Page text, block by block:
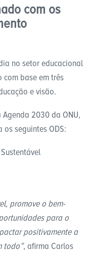
com os
no setor educacional
base em três
e visão.
2030 da ONU,
seguintes ODS:
promove o bem-
para o
positivamente a
todo”, afirma Carlos